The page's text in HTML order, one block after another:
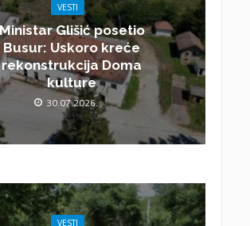
VESTI
Glišić posetio
Busur: Uskoro kreće
rekonstrukcija Doma
kulture
30.07.2026.
VESTI